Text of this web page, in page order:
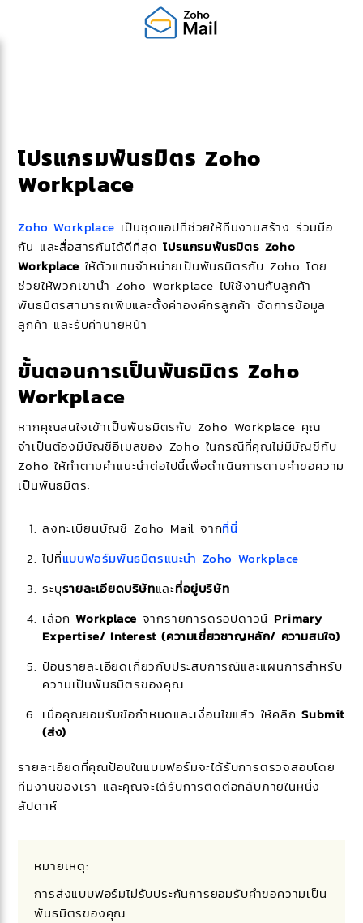
โปรแกรมพันธมิตร Zoho
Workplace
Zoho Workplace เป็นชุดแอปที่ช่วยให้ทีมงานสร้าง ร่วมมือ
กัน และสื่อสารกันได้ดีที่สุดโปรแกรมพันธมิตร Zoho
Workplace ให้ตัวแทนจำหน่ายเป็นพันธมิตรกับ Zoho โดย
ช่วยให้พวกเขานำ Zoho Workplace ไปใช้งานกับลูกค้า
พันธมิตรสามารถเพิ่มและตั้งค่าองค์กรลูกค้า จัดการข้อมูล
ลูกค้า และรับค่านายหน้า
ขั้นตอนการเป็นพันธมิตร Zoho
Workplace
หากคุณสนใจเข้าเป็นพันธมิตรกับ Zoho Workplace คุณ
จำเป็นต้องมีบัญชีอีเมลของ Zoho ในกรณีที่คุณไม่มีบัญชีกับ
Zoho ให้ทำตามคำแนะนำต่อไปนี้เพื่อดำเนินการตามคำขอความ
เป็นพันธมิตร:
ลงทะเบียนบัญชี Zoho Mail จากที่นี่
ไปที่แบบฟอร์มพันธมิตรแนะนำ Zoho Workplace
ระบุรายละเอียดบริษัทและที่อยู่บริษัท
เลือกWorkplace จากรายการดรอปดาวน์ Primary
Expertise/ Interest (ความเชี่ยวชาญหลัก/ ความสนใจ)
ป้อนรายละเอียดเกี่ยวกับประสบการณ์และแผนการสำหรับ
ความเป็นพันธมิตรของคุณ
เมื่อคุณยอมรับข้อกำหนดและเงื่อนไขแล้ว ให้คลิกSubmit
(ส่ง)
รายละเอียดที่คุณป้อนในแบบฟอร์มจะได้รับการตรวจสอบโดย
ทีมงานของเรา และคุณจะได้รับการติดต่อกลับภายในหนึ่ง
สัปดาห์
หมายเหตุ:
การส่งแบบฟอร์มไม่รับประกันการยอมรับคำขอความเป็น
พันธมิตรของคุณ